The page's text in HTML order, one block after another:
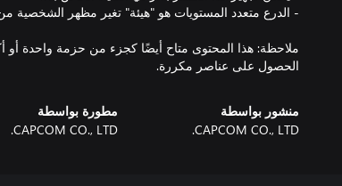
ملاحظة: هذا المحتوى متاح أيضًا كجزء من حزمة واحدة أو
الحصول على عناصر مكررة.
منشور بواسطة
CAPCOM CO., LTD.
مطورة بواسطة
CAPCOM CO., LTD.